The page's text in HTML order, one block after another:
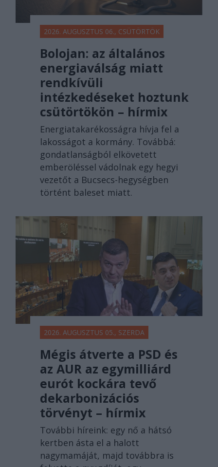
2026. AUGUSZTUS 06., CSÜTÖRTÖK
Bolojan: az általános
energiaválság miatt
rendkívüli
intézkedéseket hoztunk
csütörtökön – hírmix
Energiatakarékosságra hívja fel a
lakosságot a kormány. Továbbá:
gondatlanságból elkövetett
emberöléssel vádolnak egy hegyi
vezetőt a Bucsecs-hegységben
történt baleset miatt.
2026. AUGUSZTUS 05., SZERDA
Mégis átverte a PSD és
az AUR az egymilliárd
eurót kockára tevő
dekarbonizációs
törvényt – hírmix
További híreink: egy nő a hátsó
kertben ásta el a halott
nagymamáját, majd továbbra is